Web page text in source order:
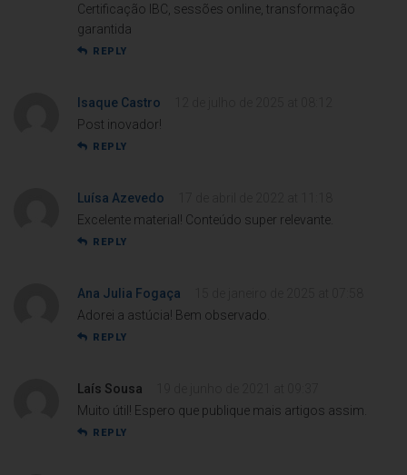
Certificação IBC, sessões online, transformação
garantida
REPLY
Isaque Castro
Post inovador!
REPLY
Luísa Azevedo
Excelente material! Conteúdo super relevante.
REPLY
Ana Julia Fogaça
Adorei a astúcia! Bem observado.
REPLY
Laís Sousa
Muito útil! Espero que publique mais artigos assim.
REPLY